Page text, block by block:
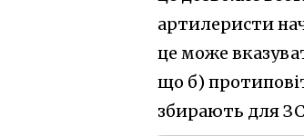
артилеристи
це може
що б)
збирають для